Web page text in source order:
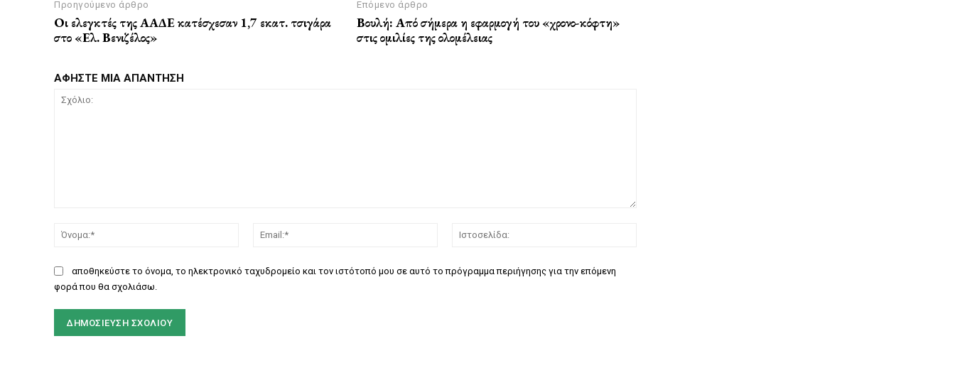
Προηγούμενο άρθρο
Οι ελεγκτές της ΑΑΔΕ κατέσχεσαν 1,7 εκατ. τσιγάρα
στο «Ελ. Βενιζέλος»
Επόμενο άρθρο
Βουλή: Από σήμερα η εφαρμογή του «χρονο-κόφτη»
στις ομιλίες της ολομέλειας
ΑΦΗΣΤΕ ΜΙΑ ΑΠΑΝΤΗΣΗ
Όνομα:*
Email:*
αποθηκεύστε το όνομα, το ηλεκτρονικό ταχυδρομείο και τον ιστότοπό μου σε αυτό το πρόγραμμα περιήγησης για την επόμενη
φορά που θα σχολιάσω.